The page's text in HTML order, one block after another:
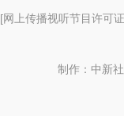
[网上传播视听节目许可
制作：中